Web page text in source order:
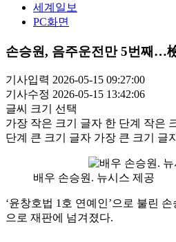
세계일보
PC화면
손승원, 음주운전만 5번째…
기사입력 2026-05-15 09:27:00
기사수정 2026-05-15 13:42:06
글씨 크기 선택
가장 작은 크기 글자 한 단계 작은
단계 큰 크기 글자 가장 큰 크기 글
배우 손승원. 뉴시스 제공
‘윤창호법 1호 연예인’으로 불린
으로 재판에 넘겨졌다.